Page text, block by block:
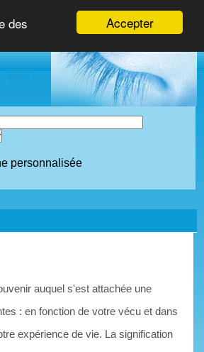
Accepter
des
personnalisée
auquel s'est attachée une
: en fonction de votre vécu et dans
expérience de vie. La signification